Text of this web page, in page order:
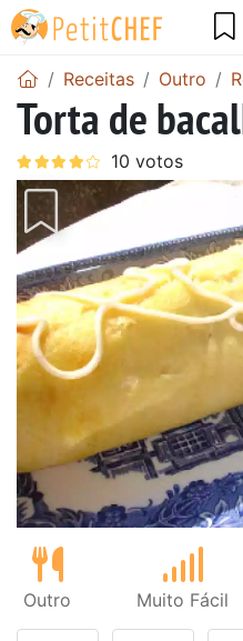
Receitas Outro
Torta de
Outro Muito Fácil